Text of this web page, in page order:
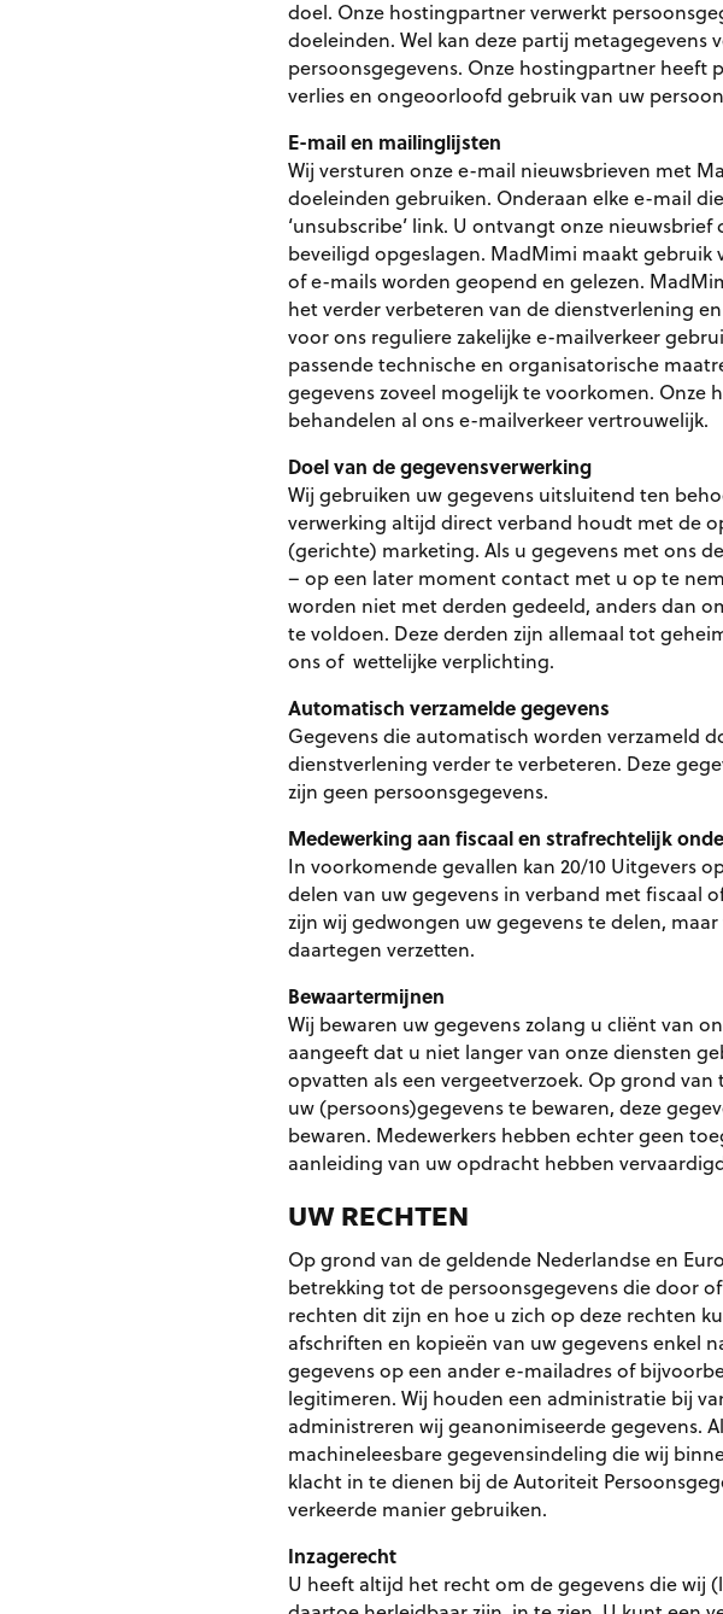
doel. Onze hostingpartner verwerkt
doeleinden. Wel kan deze partij metagegevens
persoonsgegevens. Onze hostingpartner heeft
verlies en ongeoorloofd gebruik van uw
E-mail en mailinglijsten
Wij versturen onze e-mail nieuwsbrieven met
doeleinden gebruiken. Onderaan elke e-mail
‘unsubscribe’ link. U ontvangt onze
beveiligd opgeslagen. MadMimi maakt
of e-mails worden geopend en gelezen.
het verder verbeteren van de dienstverlening
voor ons reguliere zakelijke e-mailverkeer
passende technische en organisatorische
gegevens zoveel mogelijk te voorkomen.
behandelen al ons e-mailverkeer vertrouwelijk.
Doel van de gegevensverwerking
Wij gebruiken uw gegevens uitsluitend ten
verwerking altijd direct verband houdt met de
(gerichte) marketing. Als u gegevens met ons
– op een later moment contact met u op te
worden niet met derden gedeeld, anders dan
te voldoen. Deze derden zijn allemaal tot
ons of wettelijke verplichting.
Automatisch verzamelde gegevens
Gegevens die automatisch worden verzameld
dienstverlening verder te verbeteren. Deze
zijn geen persoonsgegevens.
Medewerking aan fiscaal en strafrechtelijk
In voorkomende gevallen kan 20/10 Uitgevers
delen van uw gegevens in verband met fiscaal
zijn wij gedwongen uw gegevens te delen,
daartegen verzetten.
Bewaartermijnen
Wij bewaren uw gegevens zolang u cliënt van
aangeeft dat u niet langer van onze diensten
opvatten als een vergeetverzoek. Op grond
uw (persoons)gegevens te bewaren, deze
bewaren. Medewerkers hebben echter geen
aanleiding van uw opdracht hebben
UW RECHTEN
Op grond van de geldende Nederlandse en
betrekking tot de persoonsgegevens die door
rechten dit zijn en hoe u zich op deze rechten
afschriften en kopieën van uw gegevens enkel
gegevens op een ander e-mailadres of
legitimeren. Wij houden een administratie bij
administreren wij geanonimiseerde gegevens.
machineleesbare gegevensindeling die wij
klacht in te dienen bij de Autoriteit
verkeerde manier gebruiken.
Inzagerecht
U heeft altijd het recht om de gegevens die wij